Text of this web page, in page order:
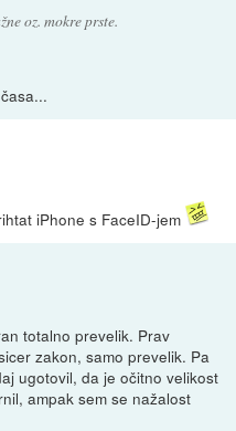
oz. mokre prste.
iPhone s FaceID-jem
totalno prevelik. Prav
zakon, samo prevelik. Pa
ugotovil, da je očitno velikost
ampak sem se nažalost